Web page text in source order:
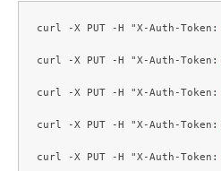
curl -X PUT -H "X-Auth-Token:
curl -X PUT -H "X-Auth-Token:
curl -X PUT -H "X-Auth-Token:
curl -X PUT -H "X-Auth-Token:
curl -X PUT -H "X-Auth-Token: